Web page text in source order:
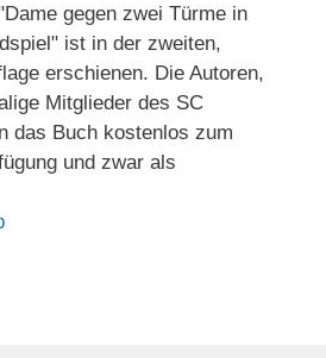
gegen zwei Türme in
ist in der zweiten,
erschienen. Die Autoren,
Mitglieder des SC
das Buch kostenlos zum
und zwar als